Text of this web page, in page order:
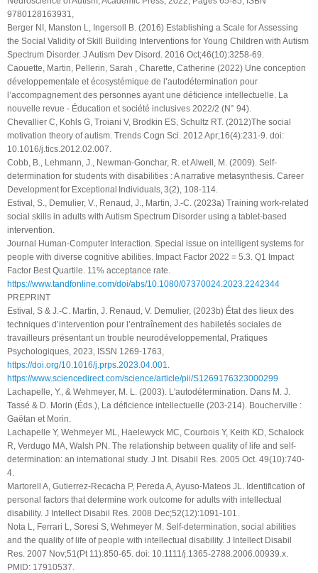
9780128163931,
Berger NI, Manston L, Ingersoll B. (2016) Establishing a Scale for Assessing
the Social Validity of Skill Building Interventions for Young Children with Autism
Spectrum Disorder. J Autism Dev Disord. 2016 Oct;46(10):3258-69.
Caouette, Martin, Pellerin, Sarah , Charette, Catherine (2022) Une conception
développementale et écosystémique de l’autodétermination pour
l’accompagnement des personnes ayant une déficience intellectuelle. La
nouvelle revue - Éducation et société inclusives 2022/2 (N° 94).
Chevallier C, Kohls G, Troiani V, Brodkin ES, Schultz RT. (2012)The social
motivation theory of autism. Trends Cogn Sci. 2012 Apr;16(4):231-9. doi:
10.1016/j.tics.2012.02.007.
Cobb, B., Lehmann, J., Newman-Gonchar, R. et Alwell, M. (2009). Self-
determination for students with disabilities : A narrative metasynthesis. Career
Development for Exceptional Individuals, 3(2), 108-114.
Estival, S., Demulier, V., Renaud, J., Martin, J.-C. (2023a) Training work-related
social skills in adults with Autism Spectrum Disorder using a tablet-based
intervention.
Journal Human-Computer Interaction. Special issue on intelligent systems for
people with diverse cognitive abilities. Impact Factor 2022 = 5.3. Q1 Impact
Factor Best Quartile. 11% acceptance rate.
https://www.tandfonline.com/doi/abs/10.1080/07370024.2023.2242344
PREPRINT
Estival, S & J.-C. Martin, J. Renaud, V. Demulier, (2023b) État des lieux des
techniques d’intervention pour l’entraînement des habiletés sociales de
travailleurs présentant un trouble neurodéveloppemental, Pratiques
Psychologiques, 2023, ISSN 1269-1763,
https://doi.org/10.1016/j.prps.2023.04.001.
https://www.sciencedirect.com/science/article/pii/S1269176323000299
Lachapelle, Y., & Wehmeyer, M. L. (2003). L'autodétermination. Dans M. J.
Tassé & D. Morin (Éds.), La déficience intellectuelle (203-214). Boucherville :
Gaëtan et Morin.
Lachapelle Y, Wehmeyer ML, Haelewyck MC, Courbois Y, Keith KD, Schalock
R, Verdugo MA, Walsh PN. The relationship between quality of life and self-
determination: an international study. J Int. Disabil Res. 2005 Oct. 49(10):740-
4.
Martorell A, Gutierrez-Recacha P, Pereda A, Ayuso-Mateos JL. Identification of
personal factors that determine work outcome for adults with intellectual
disability. J Intellect Disabil Res. 2008 Dec;52(12):1091-101.
Nota L, Ferrari L, Soresi S, Wehmeyer M. Self-determination, social abilities
and the quality of life of people with intellectual disability. J Intellect Disabil
Res. 2007 Nov;51(Pt 11):850-65. doi: 10.1111/j.1365-2788.2006.00939.x.
PMID: 17910537.